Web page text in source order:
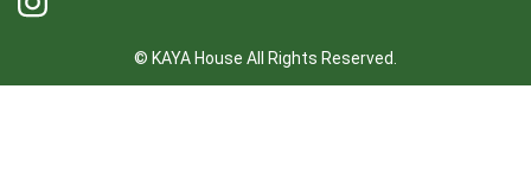
© KAYA House All Rights Reserved.